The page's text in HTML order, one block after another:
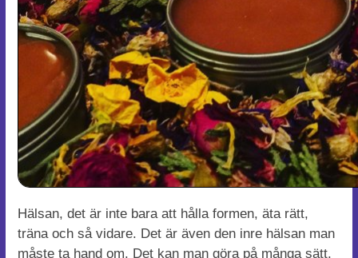
Hälsan, det är inte bara att hålla formen, äta rätt,
träna och så vidare. Det är även den inre hälsan man
måste ta hand om. Det kan man göra på många sätt.